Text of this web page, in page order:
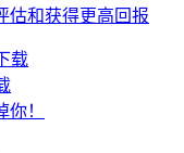
估和获得更高回报
载
！